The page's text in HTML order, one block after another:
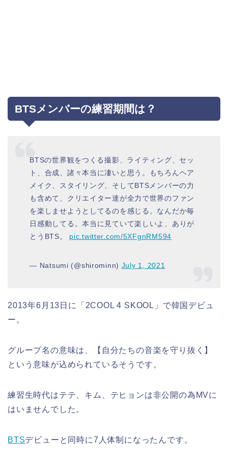
BTSメンバーの練習期間は？
BTSの世界観をつくる撮影、ライティング、セッ
ト、合成、諸々本当に凄いと思う。もちろんヘア
メイク、スタイリング、そしてBTSメンバーの力
も含めて、クリエイター達が全力で世界のファン
を楽しませようとしてるのを感じる。なんだか毎
日感動してる。本当に見ていて楽しいよ、ありが
とうBTS。 pic.twitter.com/5XFgnRM594
— Natsumi (@shirominn) July 1, 2021
2013年6月13日に「2COOL 4 SKOOL」で韓国デビュ
ー。
グループ名の意味は、【自分たちの音楽を守り抜く】
という意味が込められているそうです。
練習生時代はテテ、キム、テヒョンは非公開の為MVに
はいませんでした。
BTSデビューと同時に7人体制になったんです。